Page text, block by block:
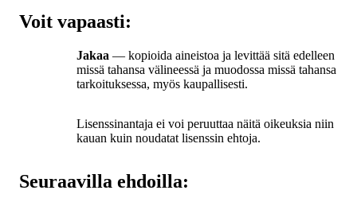
Voit vapaasti:
Jakaa — kopioida aineistoa ja levittää sitä edelleen
missä tahansa välineessä ja muodossa missä tahansa
tarkoituksessa, myös kaupallisesti.
Lisenssinantaja ei voi peruuttaa näitä oikeuksia niin
kauan kuin noudatat lisenssin ehtoja.
Seuraavilla ehdoilla: